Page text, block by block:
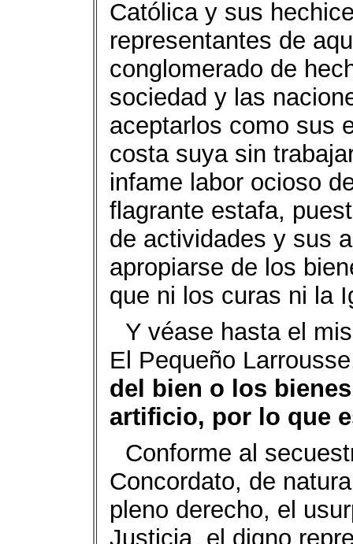
Católica y sus
representantes de
conglomerado de
sociedad y las
aceptarlos como sus
costa suya sin
infame labor ocioso
flagrante estafa,
de actividades y sus
apropiarse de los
que ni los curas ni la
Y véase hasta el
El Pequeño
del bien o los
artificio, por lo que
Conforme al
Concordato, de
pleno derecho, el
Justicia, el digno